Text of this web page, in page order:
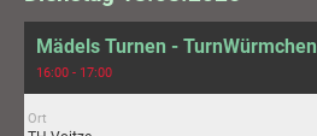
Mädels Turnen - TurnWürmchen
16:00 - 17:00
Ort